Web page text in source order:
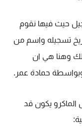
حيث فيها نقوم
تسجيله واسم من
لك وهنا هي ان
يكون قد